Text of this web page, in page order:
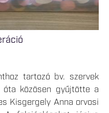
tartozó bv. szervek
óta közösen gyűjtötte a
Kisgergely Anna orvosi